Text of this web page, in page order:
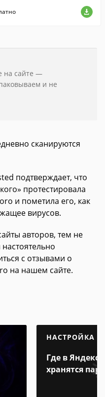
на сайте —
и не
сканируются
подтверждает, что
протестировала
и пометила его, как
вирусов.
авторов, тем не
с отзывами о
на нашем сайте.
НАСТРОЙКА
Где в Яндекс
хранятся